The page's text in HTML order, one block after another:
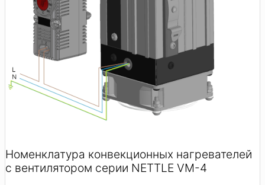
Номенклатура конвекционных нагревателей
с вентилятором серии NETTLE VM-4